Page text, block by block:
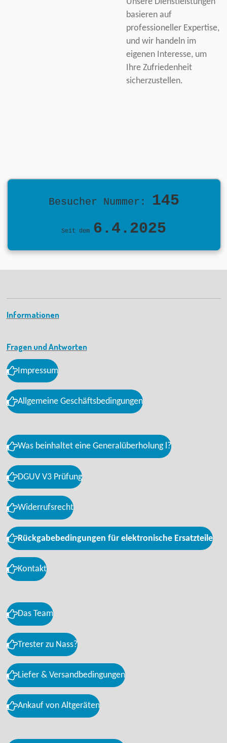
Unsere Dienstleistungen
basieren auf
professioneller Expertise,
und wir handeln im
eigenen Interesse, um
Ihre Zufriedenheit
sicherzustellen.
Besucher Nummer: 145
Seit dem 6.4.2025
Informationen
Fragen und Antworten
Impressum
Allgemeine Geschäftsbedingungen
Was beinhaltet eine Generalüberholung l?
DGUV V3 Prüfung
Widerrufsrecht
Rückgabebedingungen für elektronische Ersatzteile
Kontakt
Das Team
Trester zu Nass?
Liefer & Versandbedingungen
Ankauf von Altgeräten